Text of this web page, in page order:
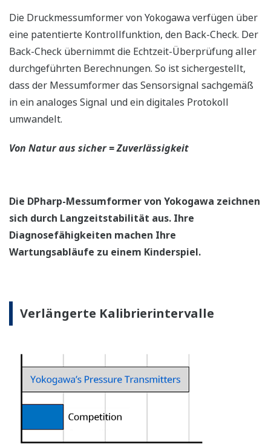
Die Druckmessumformer von Yokogawa verfügen über
eine patentierte Kontrollfunktion, den Back-Check. Der
Back-Check übernimmt die Echtzeit-Überprüfung aller
durchgeführten Berechnungen. So ist sichergestellt,
dass der Messumformer das Sensorsignal sachgemäß
in ein analoges Signal und ein digitales Protokoll
umwandelt.
Von Natur aus sicher = Zuverlässigkeit
Die DPharp-Messumformer von Yokogawa zeichnen
sich durch Langzeitstabilität aus. Ihre
Diagnosefähigkeiten machen Ihre
Wartungsabläufe zu einem Kinderspiel.
Verlängerte Kalibrierintervalle